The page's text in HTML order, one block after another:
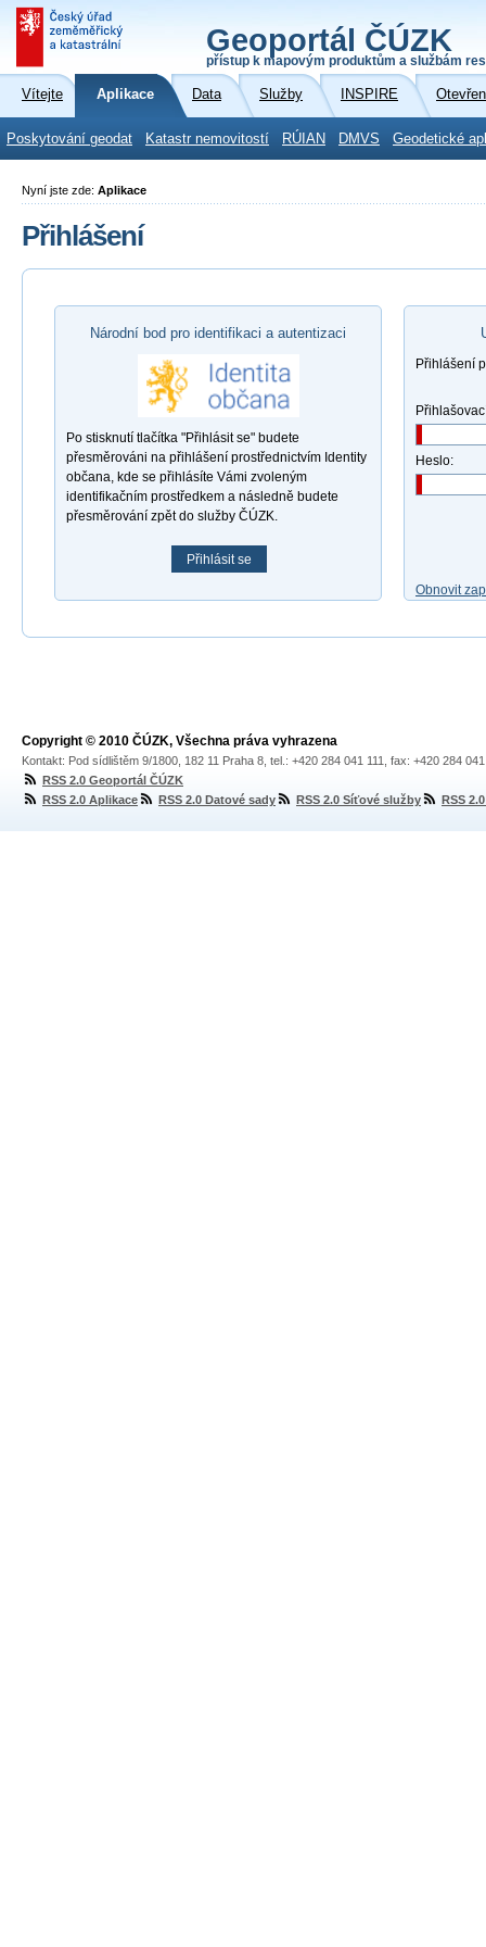
Geoportál ČÚZK
přístup k mapovým produktům a službám
Vítejte Aplikace Data Služby INSPIRE
Poskytování geodat Katastr nemovitostí RÚIAN DMVS Geodetické
Nyní jste zde: Aplikace
Přihlášení
Národní bod pro identifikaci a autentizaci
Po stisknutí tlačítka "Přihlásit se" budete
přesměrováni na přihlášení prostřednictvím Identity
občana, kde se přihlásíte Vámi zvoleným
identifikačním prostředkem a následně budete
přesměrování zpět do služby ČÚZK.
Přihlásit se
Přihlášení
Heslo:
Obnovit
Copyright © 2010 ČÚZK, Všechna práva vyhrazena
Kontakt: Pod sídlištěm 9/1800, 182 11 Praha 8, tel.: +420 284 041 111, fax: +420 284
RSS 2.0 Geoportál ČÚZK
RSS 2.0 Aplikace
RSS 2.0 Datové sady RSS 2.0 Síťové služby RSS